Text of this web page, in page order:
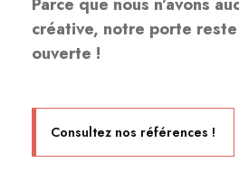
créative, notre porte
ouverte !
Consultez nos références !